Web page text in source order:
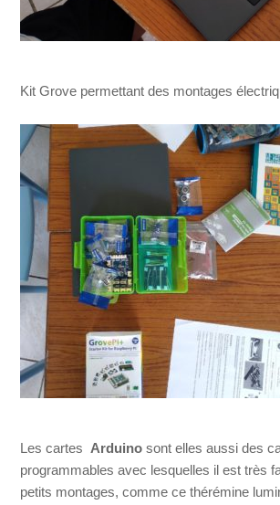
Kit Grove permettant des montages
Les cartes Arduino sont elles aussi des
programmables avec lesquelles il est très
petits montages, comme ce thérémine